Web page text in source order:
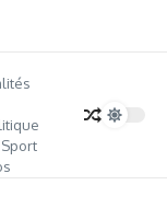
Sport